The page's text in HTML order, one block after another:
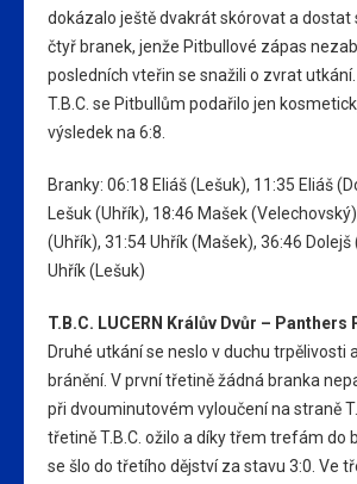
dokázalo ještě dvakrát skórovat a dostat
čtyř branek, jenže Pitbullové zápas
posledních vteřin se snažili o zvrat
T.B.C. se Pitbullům podařilo jen
výsledek na 6:8.
Branky: 06:18 Eliáš (Lešuk), 11:35 Eliáš
Lešuk (Uhřík), 18:46 Mašek
(Uhřík), 31:54 Uhřík (Mašek), 36:46 Dolejš
Uhřík (Lešuk)
T.B.C. LUCERN Králův Dvůr – Panthers
Druhé utkání se neslo v duchu trpělivosti
bránění. V první třetině žádná branka
při dvouminutovém vyloučení na straně
třetině T.B.C. ožilo a díky třem trefám do
se šlo do třetího dějství za stavu 3:0. Ve